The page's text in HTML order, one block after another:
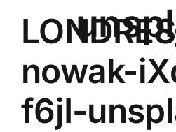
nowak-
f6jI-